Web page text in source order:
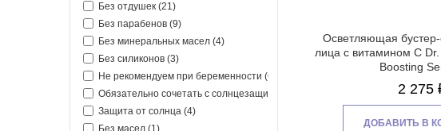
Осветляющая бустер-
лица с витамином С
Boosting
2 275
ДОБАВИТЬ В
Без отдушек (21)
Без парабенов (9)
Без минеральных масел (4)
Без силиконов (3)
Не рекомендуем при беременности (61)
Обязательно сочетать с солнцезащитным средством
Защита от солнца (4)
Без масел (1)